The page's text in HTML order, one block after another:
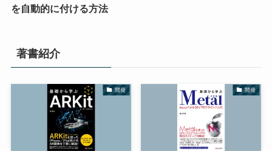
を自動的に付ける方法
著書紹介
開発 開発